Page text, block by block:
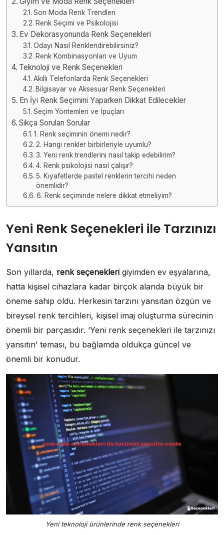
Son Moda Renk Trendleri
Renk Seçimi ve Psikolojisi
Ev Dekorasyonunda Renk Seçenekleri
Odayı Nasıl Renklendirebilirsiniz?
Renk Kombinasyonları ve Uyum
Teknoloji ve Renk Seçenekleri
Akıllı Telefonlarda Renk Seçenekleri
Bilgisayar ve Aksesuar Renk Seçenekleri
En İyi Renk Seçimini Yaparken Dikkat Edilecekler
Seçim Yöntemleri ve İpuçları
Sıkça Sorulan Sorular
1. Renk seçiminin önemi nedir?
2. Hangi renkler birbirleriyle uyumlu?
3. Yeni renk trendlerini nasıl takip edebilirim?
4. Renk psikolojisi nasıl çalışır?
5. Kıyafetlerde pastel renklerin tercihi neden
önemlidir?
6. Renk seçiminde nelere dikkat etmeliyim?
Yeni Renk Seçenekleri ile Tarzınızı
Yansıtın
Son yıllarda, renk seçenekleri giyimden ev eşyalarına,
hatta kişisel cihazlara kadar birçok alanda büyük bir
öneme sahip oldu. Herkesin tarzını yansıtan özgün ve
bireysel renk tercihleri, kişisel imaj oluşturma sürecinin
önemli bir parçasıdır. ‘Yeni renk seçenekleri ile tarzınızı
yansıtın’ teması, bu bağlamda oldukça güncel ve
önemli bir konudur.
Yeni teknoloji ürünlerinde renk seçenekleri